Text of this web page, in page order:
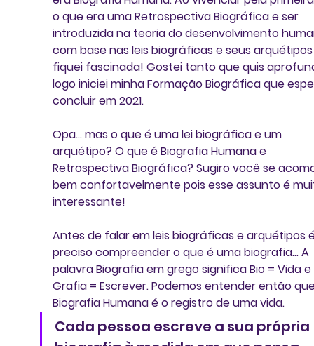
o que era uma Retrospectiva Biográfica e ser
introduzida na teoria do desenvolvimento
com base nas leis biográficas e seus
fiquei fascinada! Gostei tanto que quis
logo iniciei minha Formação Biográfica que
concluir em 2021.
Opa... mas o que é uma lei biográfica e um
arquétipo? O que é Biografia Humana e
Retrospectiva Biográfica? Sugiro você se
bem confortavelmente pois esse assunto é
interessante!
Antes de falar em leis biográficas e arquétipos
preciso compreender o que é uma biografia... A
palavra Biografia em grego significa Bio = Vida e
Grafia = Escrever. Podemos entender então
Biografia Humana é o registro de uma vida.
Cada pessoa escreve a sua própria